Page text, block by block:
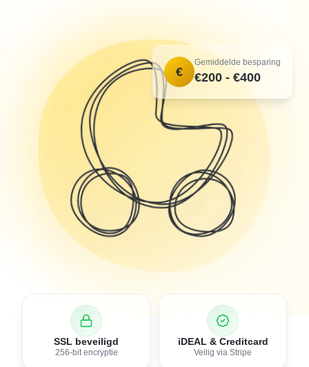
€
Gemiddelde besparing
€200 - €400
SSL beveiligd
256-bit encryptie
iDEAL & Creditcard
Veilig via Stripe